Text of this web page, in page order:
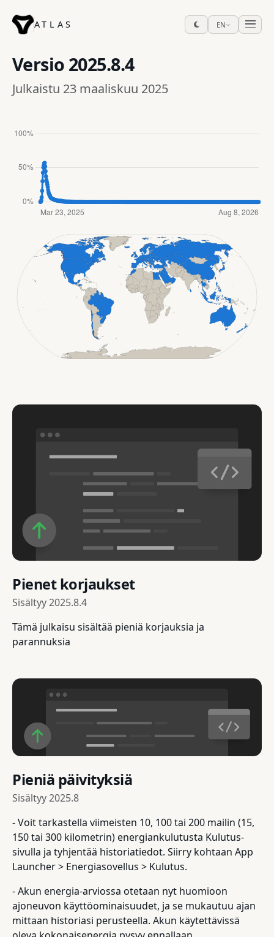
ATLAS EN
Versio 2025.8.4
Julkaistu 23 maaliskuu 2025
Pienet korjaukset
Sisältyy2025.8.4
Tämä julkaisu sisältää pieniä korjauksia ja
parannuksia
Pieniä päivityksiä
Sisältyy2025.8
- Voit tarkastella viimeisten 10, 100 tai 200 mailin (15,
150 tai 300 kilometrin) energiankulutusta Kulutus-
sivulla ja tyhjentää historiatiedot. Siirry kohtaan App
Launcher > Energiasovellus > Kulutus.
- Akun energia-arviossa otetaan nyt huomioon
ajoneuvon käyttöominaisuudet, ja se mukautuu ajan
mittaan historiasi perusteella. Akun käytettävissä